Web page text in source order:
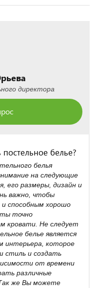
директора
белье?
белья
на следующие
его размеры, дизайн и
важно, чтобы
способным хорошо
точно
кровати. Не следует
белье является
которое
стиль и создать
от времени
различные
же Вы можете